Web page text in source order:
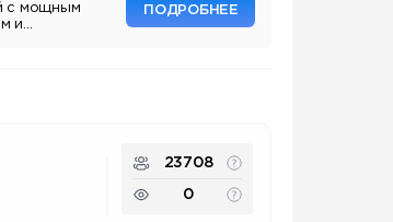
с мощным
и
ПОДРОБНЕЕ
23708
0